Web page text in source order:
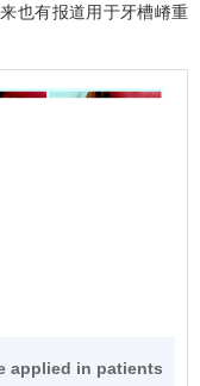
也有报道用于牙槽嵴重
applied in patients